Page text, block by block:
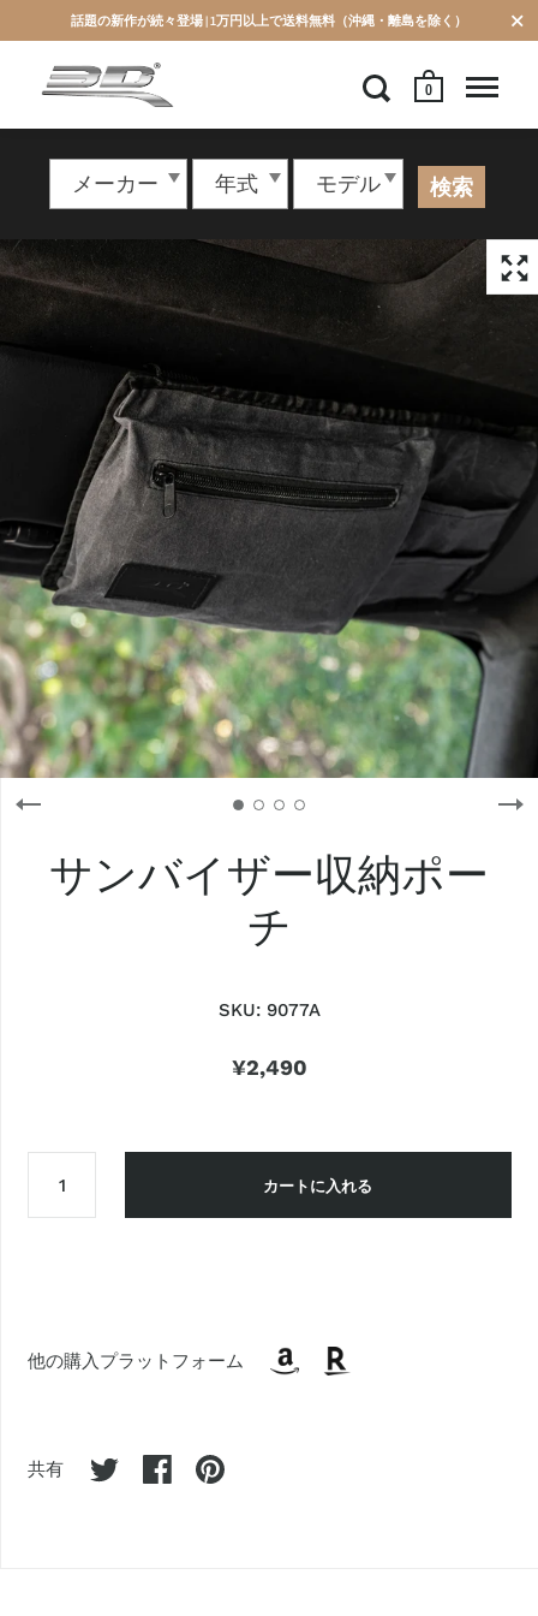
0
話題の新作が続々登場 | 1万円以上で送料無料（沖縄・離島を除く）
検索
サンバイザー収納ポー
チ
SKU: 9077A
¥2,490
カートに入れる
他の購入プラットフォーム
共有